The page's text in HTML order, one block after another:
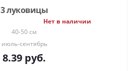
3 луковицы
Нет в наличии
40-50 см
июль-сентябрь
8.39 руб.